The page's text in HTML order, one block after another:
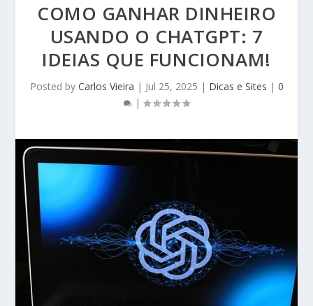
COMO GANHAR DINHEIRO
USANDO O CHATGPT: 7
IDEIAS QUE FUNCIONAM!
Posted by Carlos Vieira | Jul 25, 2025 | Dicas e Sites | 0
|